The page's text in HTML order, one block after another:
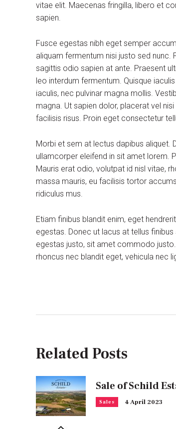
vitae elit. Maecenas fringilla, libero et
sapien.
Fusce egestas nibh eget semper
aliquam fermentum nisi justo sed nunc.
sagittis odio sapien at ante. Praesent
leo interdum fermentum. Quisque
iaculis, nec pulvinar magna mollis.
magna. Ut sapien dolor, placerat vel
facilisis risus. Proin eget consectetur
Morbi et sem at lectus dapibus aliquet.
ullamcorper eleifend in sit amet lorem.
Mauris erat odio, volutpat id nisl vitae,
massa mauris, eu facilisis tortor
ridiculus mus.
Etiam finibus blandit enim, eget
egestas. Donec ut lacus at tellus
egestas justo, sit amet commodo
rhoncus nec blandit eget, vehicula nec
Related Posts
Sale of Schild
Sales 4 April 2023